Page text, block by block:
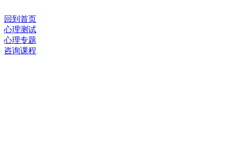
回到首页
心理测试
心理专题
咨询课程